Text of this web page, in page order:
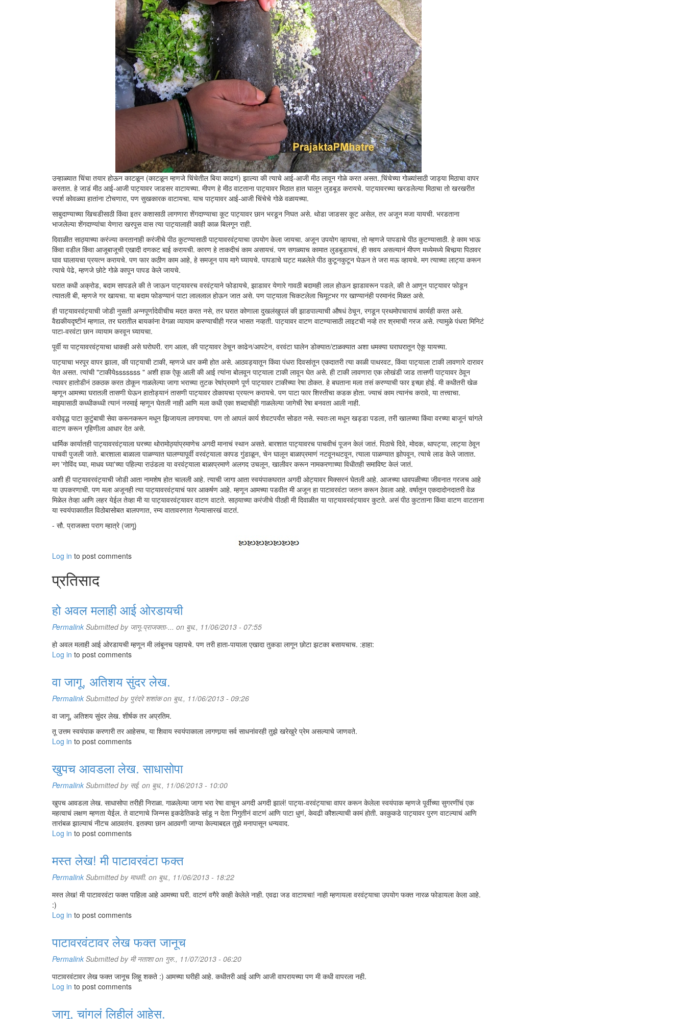
उन्हाळ्यात चिंचा तयार होऊन काटळून (काटळून म्हणजे चिंचेतील बिया काढणं) झाल्या की त्याचे आई-आजी मीठ लावून गोळे करत असत. चि़ंचेच्या गोळ्यांसाठी जाड्या मिठाचा वापर
करतात. हे जाडं मीठ आई-आजी पाट्यावर जाडसर वाटायच्या. मीपण हे मीठ वाटताना पाट्यावर मिठात हात घालून लुडबूड करायचे. पाट्यावरच्या खरडलेल्या मिठाचा तो खरखरीत
स्पर्श कोवळ्या हातांना टोचणारा, पण सुखकारक वाटायचा. याच पाट्यावर आई-आजी चिंचेचे गोळे वळायच्या.
साबुदाण्याच्या खिचडीसाठी किंवा इतर कशासाठी लागणारा शेंगदाण्याचा कूट पाट्यावर छान भरडून निघत असे. थोडा जाडसर कूट असेल, तर अजून मजा यायची. भरडताना
भाजलेल्या शेंगदाण्यांचा येणारा खरपूस वास त्या पाट्यालाही काही काळ बिलगून राही.
दिवाळीत साठ्याच्या करंज्या करतानाही करंजीचे पीठ कुटण्यासाठी पाट्यावरवंट्याचा उपयोग केला जायचा. अजून उपयोग व्हायचा, तो म्हणजे पापडाचे पीठ कुटण्यासाठी. हे काम भाऊ
किंवा वडील किंवा आजूबाजूची एखादी दणकट बाई करायची. कारण हे ताकदीचं काम असायचं. पण सगळ्याच कामात लुडबुडायचं, ही सवय असल्यानं मीपण मध्येमध्ये बिचार्‍या पिठावर
घाव घालायचा प्रयत्न करायचे. पण फार कठीण काम आहे, हे समजून पाय मागे घ्यायचे. पापडाचे घट्ट मळलेले पीठ कुटूनकुटून घेऊन ते जरा मऊ व्हायचे. मग त्याच्या लाट्या करून
त्याचे पेढे, म्हणजे छोटे गोळे कापून पापड केले जायचे.
घरात कधी अक्रोड, बदाम सापडले की ते जाऊन पाट्यावरच वरवंट्याने फोडायचे, झाडावर येणारे गावठी बदामही लाल होऊन झाडावरून पडले, की ते आणून पाट्यावर फोडून
त्यातली बी, म्हणजे गर खायचा. या बदाम फोडण्यानं पाटा लाललाल होऊन जात असे. पण पाट्याला चिकटलेला चिमूटभर गर खाण्यानंही परमानंद मिळत असे.
ही पाट्यावरवंट्याची जोडी नुसती अन्नपूर्णादेवीचीच मदत करत नसे, तर घरात कोणाला दुखलंखुपलं की झाडपाल्याची औषधं ठेचून, रगडून प्रथमोपचाराचं कार्यही करत असे.
वैद्यकीयदृष्टीनं म्हणाल, तर घरातील बायकांना वेगळा व्यायाम करण्याचीही गरज भासत नव्हती. पाट्यावर वाटण वाटण्यासाठी लाइटची नव्हे तर श्रमाची गरज असे. त्यामुळे पंधरा मिनिटं
पाटा-वरवंटा छान व्यायाम करवून घ्यायचा.
पूर्वी या पाट्यावरवंट्याचा धाकही असे घरोघरी. राग आला, की पाट्यावर ठेचून काढेन/आपटेन, वरवंटा घालेन डोक्यात/टाळक्यात अशा धमक्या घराघरातून ऐकू यायच्या.
पाट्याचा भरपूर वापर झाला, की पाट्याची टाकी, म्हणजे धार कमी होत असे. आठवड्यातून किंवा पंधरा दिवसांतून एकदातरी त्या काळी पाथरवट, किंवा पाट्याला टाकी लावणारे दारावर
येत असत. त्यांची "टाकीयेsssssss " अशी हाक ऐकू आली की आई त्यांना बोलवून पाट्याला टाकी लावून घेत असे. ही टाकी लावणारा एक लोखंडी जाड तासणी पाट्यावर ठेवून
त्यावर हातोडीनं ठकठक करत ठोकून गाळलेल्या जागा भराच्या तुटक रेषांप्रमाणे पूर्ण पाट्यावर टाकीच्या रेषा ठोकत. हे बघताना मला तसं करण्याची फार इच्छा होई. मी कधीतरी खेळ
म्हणून आमच्या घरातली तासणी घेऊन हातोड्यानं तासणी पाट्यावर ठोकायचा प्रयत्न करायचे. पण पाटा फार शिस्तीचा कडक होता. ज्याचं काम त्यानंच करावे, या तत्त्वाचा.
माझ्यासाठी कध्धीकध्धी त्यानं नरमाई म्हणून घेतली नाही आणि मला कधी एका शब्दाचीही गाळलेल्या जागेची रेषा बनवता आली नाही.
वयोवृद्ध पाटा कुटुंबाची सेवा करूनकरून मधून झिजायला लागायचा. पण तो आपलं कार्य शेवटपर्यंत सोडत नसे. स्वतःला मधून खड्डा पडला, तरी खालच्या किंवा वरच्या बाजूनं चांगले
वाटण करून गृहिणीला आधार देत असे.
धार्मिक कार्यातही पाट्यावरवंट्याला घरच्या थोरामोठ्यांप्रमाणेच अगदी मानाचं स्थान असते. बारशात पाट्यावरच पाचवीचं पूजन केलं जातं. पिठाचे दिवे, मोदक, थापट्या, लाट्या ठेवून
पाचवी पुजली जाते. बारशाला बाळाला पाळण्यात घालण्यापूर्वी वरवंट्याला कापड गुंडाळून, चेन घालून बाळाप्रमाणं नटवूनथटवून, त्याला पाळण्यात झोपवून, त्याचे लाड केले जातात.
मग 'गोविंद घ्या, माधव घ्या'च्या पहिल्या राउंडला या वरवंट्याला बाळाप्रमाणे अलगद उचलून, खालीवर करून नामकरणाच्या विधीतही समाविष्ट केलं जातं.
अशी ही पाट्यावरवंट्याची जोडी आता नामशेष होत चालली आहे. त्याची जागा आता स्वयंपाकघरात अगदी ओट्यावर मिक्सरनं घेतली आहे. आजच्या धावपळीच्या जीवनात गरजच आहे
या उपकरणाची. पण मला अजूनही त्या पाट्यावरवंट्याचं फार आकर्षण आहे. म्हणून आमच्या पडवीत मी अजून हा पाटावरवंटा जतन करून ठेवला आहे. वर्षातून एकदादोनदातरी वेळ
मिळेल तेव्हा आणि लहर येईल तेव्हा मी या पाट्यावरवंट्यावर वाटण वाटते. साठ्याच्या करंजीचे पीठही मी दिवाळीत या पाट्यावरवंट्यावर कुटते. असं पीठ कुटताना किंवा वाटण वाटताना
या स्वयंपाकातील विठोबासोबत बालपणात, रम्य वातावरणात गेल्यासारखं वाटतं.
- सौ. प्राजक्ता पराग म्हात्रे (जागू)
Log in to post comments
प्रतिसाद
हो अवल मलाही आई ओरडायची
Permalink Submitted by जागू-प्राजक्ता-... on बुध., 11/06/2013 - 07:55
हो अवल मलाही आई ओरडायची म्हणून मी लांबूनच पहायचे. पण तरी हाता-पायाला एखादा तुकडा लागून छोटा झटका बसायचाच. :हाहा:
Log in to post comments
वा जागू, अतिशय सुंदर लेख.
Permalink Submitted by पुरंदरे शशांकon बुध., 11/06/2013 - 09:26
वा जागू, अतिशय सुंदर लेख. शीर्षक तर अप्रतिम.
तू उत्तम स्वयंपाक करणारी तर आहेसच, या शिवाय स्वयंपाकाला लागणार्‍या सर्व साधनांवरही तुझे खरेखुरे प्रेम असल्याचे जाणवते.
Log in to post comments
खुपच आवडला लेख. साधासोपा
Permalink Submitted by सई. on बुध., 11/06/2013 - 10:00
खुपच आवडला लेख. साधासोपा तरीही निराळा. गाळलेल्या जागा भरा रेषा वाचून अगदी अगदी झालं! पाट्या-वरवंट्याचा वापर करून केलेला स्वयंपाक म्हणजे पूर्वीच्या सुगरणींचं एक
महत्वाचं लक्षण म्हणता येईल. ते वाटणाचे जिन्नस इकडेतिकडे सांडू न देता निगुतीनं वाटणं आणि पाटा धुणं, केवढी कौशल्याची कामं होती. काकुकडे पाट्यावर पुरण वाटल्याचं आणि
तारांबळ झाल्याचं नीटच आठवतंय. इतक्या छान आठवणी जाग्या केल्याबद्दल तुझे मनापासून धन्यवाद.
Log in to post comments
मस्त लेख! मी पाटावरवंटा फक्त
Permalink Submitted by माधवी. on बुध., 11/06/2013 - 18:22
मस्त लेख! मी पाटावरवंटा फक्त पाहिला आहे आमच्या घरी. वाटणं वगैरे काही केलेले नाही. एवढा जड वाटायचा! नाही म्हणायला वरवंट्याचा उपयोग फक्त नारळ फोडायला केला आहे.
:)
Log in to post comments
पाटावरवंटावर लेख फक्त जानूच
Permalink Submitted by मी नताशाon गुरु., 11/07/2013 - 06:20
पाटावरवंटावर लेख फक्त जानूच लिहू शकते :) आमच्या घरीही आहे. कधीतरी आई आणि आजी वापरायच्या पण मी कधी वापरला नही.
Log in to post comments
जागू, चांगलं लिहीलं आहेस.